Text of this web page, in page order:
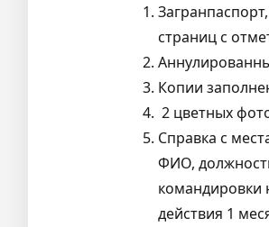
страниц с
Копии
2 цветных
Справка с
ФИО,
командировки
действия 1